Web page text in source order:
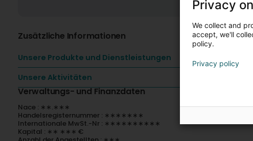
Zusätzliche Informationen
Unsere Produkte und Dienstleistungen
Unsere Aktivitäten
Verwaltungs- und Finanzdaten
Nace : ∗∗.∗∗∗
Handelsregisternummer : ∗∗∗∗∗∗∗
Internationale MwSt.-Nr : ∗∗∗∗∗∗∗∗∗∗
Kapital : ∗∗ ∗∗∗ €
Privacy
We collect and
accept, we'll
policy.
Privacy policy